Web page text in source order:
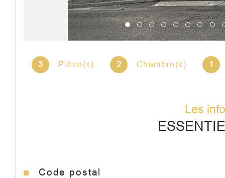
3 Pièce(s) 2 Chambre(s) 1
Les
Caractéristiques Valeurs
Code postal